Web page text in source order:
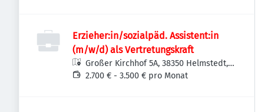
Erzieher:in/sozialpäd. Assistent:in
(m/w/d) als Vertretungskraft
Großer Kirchhof 5A, 38350 Helmstedt,
Deutschland
2.700 € - 3.500 € pro Monat